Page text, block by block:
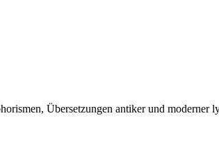
Übersetzungen antiker und moderner